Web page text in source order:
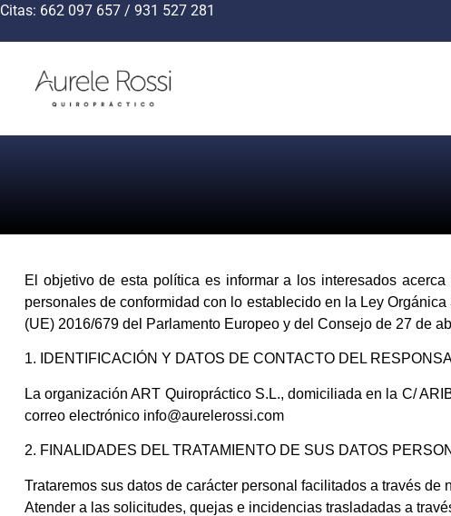
Citas: 662 097 657 / 931 527 281
El objetivo de esta política es informar a los interesados
personales de conformidad con lo establecido en la Ley
(UE) 2016/679 del Parlamento Europeo y del Consejo de 27 de
1. IDENTIFICACIÓN Y DATOS DE CONTACTO DEL
La organización ART Quiropráctico S.L., domiciliada en la C/
correo electrónico info@aurelerossi.com
2. FINALIDADES DEL TRATAMIENTO DE SUS DATOS
Trataremos sus datos de carácter personal facilitados a través de
Atender a las solicitudes, quejas e incidencias trasladadas a